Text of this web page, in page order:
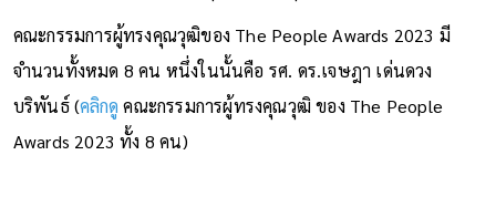
คณะกรรมการผู้ทรงคุณวุฒิของ The People Awards 2023 มี
จำนวนทั้งหมด 8 คน หนึ่งในนั้นคือ รศ. ดร.เจษฎา เด่นดวง
บริพันธ์ (คลิกดู คณะกรรมการผู้ทรงคุณวุฒิ ของ The People
Awards 2023 ทั้ง 8 คน)